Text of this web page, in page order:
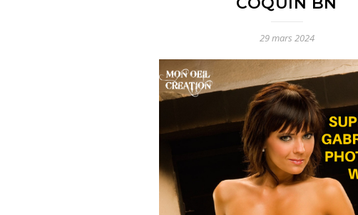
29 mars 2024